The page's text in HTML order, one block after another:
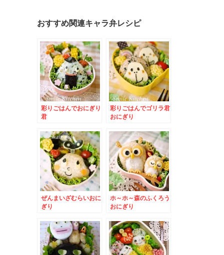
おすすめ関連キャラ弁レシピ
彩りごはんでおにぎり
君
彩りごはんでゴリラ君
おにぎり
ぜんまいざむらいおに
ぎり
ホ～ホ～森のふくろう
おにぎり